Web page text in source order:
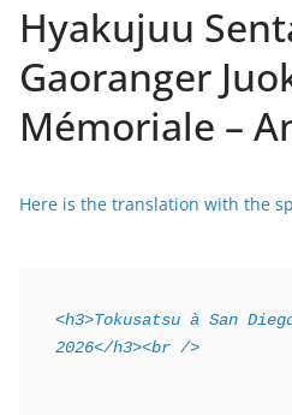
Hyakujuu
Gaoranger
Mémoriale –
Here is the translation with the
<h3>Tokusatsu à San
2026</h3><br />